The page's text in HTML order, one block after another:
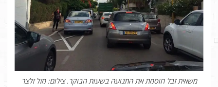
משאית זבל חוסמת את התנועה בשעות הבוקר. צילום: מזל זלצר